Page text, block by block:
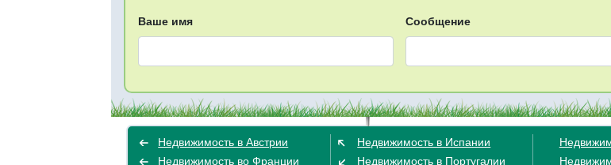
Ваше имя Сообщение
Недвижимость в Австрии
Недвижимость во Франции
Недвижимость в Испании
Недвижимость в Португалии